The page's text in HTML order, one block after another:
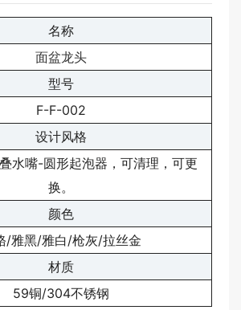
名称
面盆龙头
型号
F-F-002
设计风格
水嘴-圆形起泡器，可清理，可更
换。
颜色
/雅黑/雅白/枪灰/拉丝金
材质
59铜/304不锈钢